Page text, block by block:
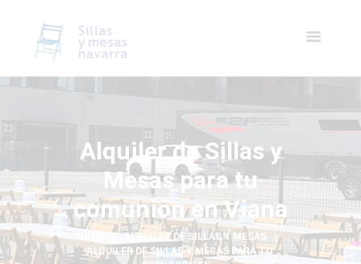
Alquiler de Sillas y
Mesas para tu
comunión en Viana
ALQUILER DE SILLAS Y MESAS
ALQUILER DE SILLAS Y MESAS PARA TU